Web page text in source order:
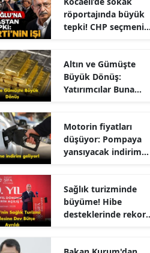
röportajında büyük
tepki! CHP seçmeni
Altın ve Gümüşte
Büyük Dönüş:
Yatırımcılar Buna
Motorin fiyatları
düşüyor: Pompaya
yansıyacak indirim
Sağlık turizminde
büyüme! Hibe
desteklerinde rekor